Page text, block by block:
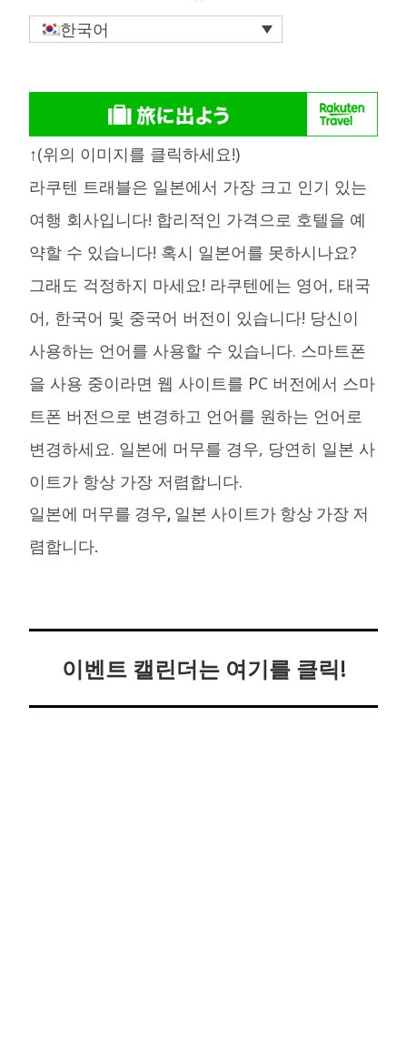
한국어
↑(위의 이미지를 클릭하세요!)
라쿠텐 트래블은 일본에서 가장 크고 인기 있는
여행 회사입니다! 합리적인 가격으로 호텔을 예
약할 수 있습니다! 혹시 일본어를 못하시나요?
그래도 걱정하지 마세요! 라쿠텐에는 영어, 태국
어, 한국어 및 중국어 버전이 있습니다! 당신이
사용하는 언어를 사용할 수 있습니다. 스마트폰
을 사용 중이라면 웹 사이트를 PC 버전에서 스마
트폰 버전으로 변경하고 언어를 원하는 언어로
변경하세요. 일본에 머무를 경우, 당연히 일본 사
이트가 항상 가장 저렴합니다.
일본에 머무를 경우, 일본 사이트가 항상 가장 저
렴합니다.
이벤트 캘린더는 여기를 클릭!